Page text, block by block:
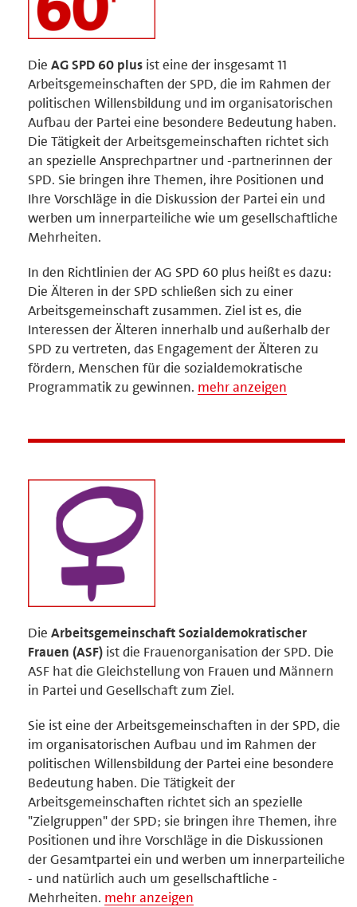
Die AG SPD 60 plus ist eine der insgesamt 11
Arbeitsgemeinschaften der SPD, die im Rahmen der
politischen Willensbildung und im organisatorischen
Aufbau der Partei eine besondere Bedeutung haben.
Die Tätigkeit der Arbeitsgemeinschaften richtet sich
an spezielle Ansprechpartner und -partnerinnen der
SPD. Sie bringen ihre Themen, ihre Positionen und
Ihre Vorschläge in die Diskussion der Partei ein und
werben um innerparteiliche wie um gesellschaftliche
Mehrheiten.
In den Richtlinien der AG SPD 60 plus heißt es dazu:
Die Älteren in der SPD schließen sich zu einer
Arbeitsgemeinschaft zusammen. Ziel ist es, die
Interessen der Älteren innerhalb und außerhalb der
SPD zu vertreten, das Engagement der Älteren zu
fördern, Menschen für die sozialdemokratische
Programmatik zu gewinnen. mehr anzeigen
Die Arbeitsgemeinschaft Sozialdemokratischer
Frauen (ASF) ist die Frauenorganisation der SPD. Die
ASF hat die Gleichstellung von Frauen und Männern
in Partei und Gesellschaft zum Ziel.
Sie ist eine der Arbeitsgemeinschaften in der SPD, die
im organisatorischen Aufbau und im Rahmen der
politischen Willensbildung der Partei eine besondere
Bedeutung haben. Die Tätigkeit der
Arbeitsgemeinschaften richtet sich an spezielle
"Zielgruppen" der SPD; sie bringen ihre Themen, ihre
Positionen und ihre Vorschläge in die Diskussionen
der Gesamtpartei ein und werben um innerparteiliche
- und natürlich auch um gesellschaftliche -
Mehrheiten. mehr anzeigen